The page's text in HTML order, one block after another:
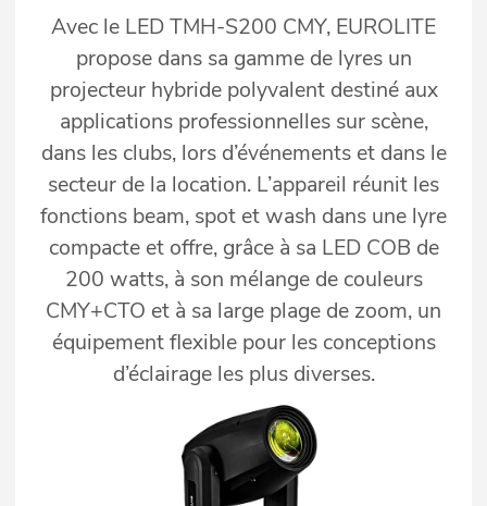
Avec le LED TMH-S200 CMY, EUROLITE
propose dans sa gamme de lyres un
projecteur hybride polyvalent destiné aux
applications professionnelles sur scène,
dans les clubs, lors d’événements et dans le
secteur de la location. L’appareil réunit les
fonctions beam, spot et wash dans une lyre
compacte et offre, grâce à sa LED COB de
200 watts, à son mélange de couleurs
CMY+CTO et à sa large plage de zoom, un
équipement flexible pour les conceptions
d’éclairage les plus diverses.